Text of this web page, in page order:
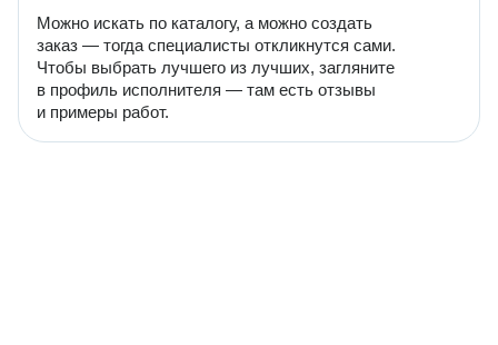
Можно искать по каталогу, а можно создать
заказ — тогда специалисты откликнутся сами.
Чтобы выбрать лучшего из лучших, загляните
в профиль исполнителя — там есть отзывы
и примеры работ.